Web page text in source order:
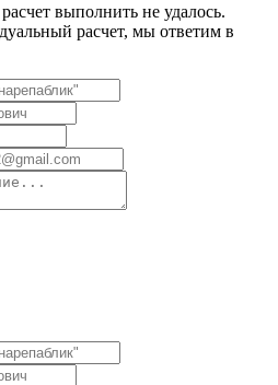
выполнить не удалось.
расчет, мы ответим в